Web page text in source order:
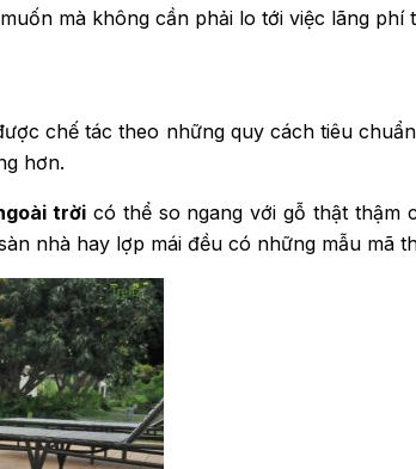
mà không cần phải lo tới việc lãng phí
chế tác theo những quy cách tiêu
hơn.
trờicó thể so ngang với gỗ thật thậm
nhà hay lợp mái đều có những mẫu mã